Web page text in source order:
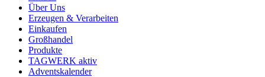
Über Uns
Erzeugen & Verarbeiten
Einkaufen
Großhandel
Produkte
TAGWERK aktiv
Adventskalender